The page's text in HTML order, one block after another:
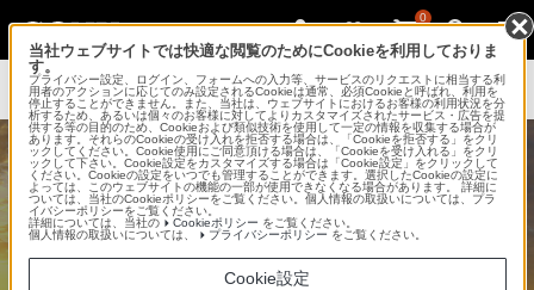
0
当社ウェブサイトでは快適な閲覧のためにCookieを利用しておりま
す。
プライバシー設定、ログイン、フォームへの入力等、サービスのリクエストに相当する利
用者のアクションに応じてのみ設定されるCookieは通常、必須Cookieと呼ばれ、利用を
停止することができません。また、当社は、ウェブサイトにおけるお客様の利用状況を分
析するため、あるいは個々のお客様に対してよりカスタマイズされたサービス・広告を提
供する等の目的のため、Cookieおよび類似技術を使用して一定の情報を収集する場合が
あります。それらのCookieの受け入れを拒否する場合は、「Cookieを拒否する」をクリ
ックしてください。Cookie使用にご同意頂ける場合は、「Cookieを受け入れる」をクリ
ックして下さい。Cookie設定をカスタマイズする場合は「Cookie設定」をクリックして
ください。Cookieの設定をいつでも管理することができます。選択したCookieの設定に
よっては、このウェブサイトの機能の一部が使用できなくなる場合があります。 詳細に
ついては、当社のCookieポリシーをご覧ください。個人情報の取扱いについては、プラ
イバシーポリシーをご覧ください。
詳細については、当社の
Cookieポリシー をご覧ください。
個人情報の取扱いについては、
プライバシーポリシー をご覧ください。
Cookie設定